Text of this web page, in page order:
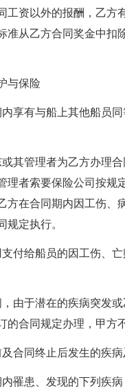
工资以外的报酬，乙方
准从乙方合同奖金中扣
与保险
享有与船上其他船员
其管理者为乙方办理
理者索要保险公司按规
方在合同期内因工伤
规定执行。
付给船员的因工伤、
由于潜在的疾病突发
的合同规定办理，甲方
合同终止后发生的疾病
罹患、发现的下列疾病